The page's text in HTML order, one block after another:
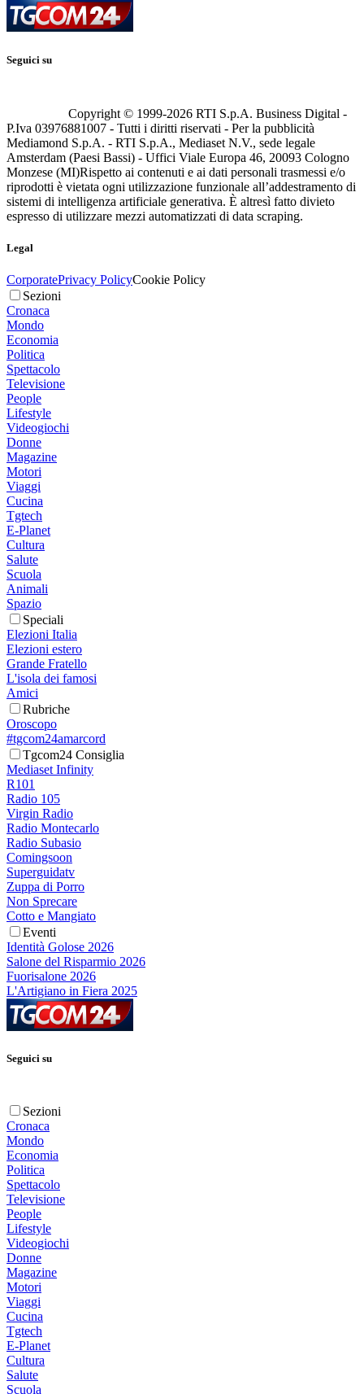
Seguici su
Copyright © 1999-2026 RTI S.p.A. Business Digital -
P.Iva 03976881007 - Tutti i diritti riservati - Per la pubblicità
Mediamond S.p.A. - RTI S.p.A., Mediaset N.V., sede legale
Amsterdam (Paesi Bassi) - Uffici Viale Europa 46, 20093 Cologno
Monzese (MI)Rispetto ai contenuti e ai dati personali trasmessi e/o
riprodotti è vietata ogni utilizzazione funzionale all’addestramento di
sistemi di intelligenza artificiale generativa. È altresì fatto divieto
espresso di utilizzare mezzi automatizzati di data scraping.
Legal
CorporatePrivacy PolicyCookie Policy
Sezioni
Cronaca
Mondo
Economia
Politica
Spettacolo
Televisione
People
Lifestyle
Videogiochi
Donne
Magazine
Motori
Viaggi
Cucina
Tgtech
E-Planet
Cultura
Salute
Scuola
Animali
Spazio
Speciali
Elezioni Italia
Elezioni estero
Grande Fratello
L'isola dei famosi
Amici
Rubriche
Oroscopo
#tgcom24amarcord
Tgcom24 Consiglia
Mediaset Infinity
R101
Radio 105
Virgin Radio
Radio Montecarlo
Radio Subasio
Comingsoon
Superguidatv
Zuppa di Porro
Non Sprecare
Cotto e Mangiato
Eventi
Identità Golose 2026
Salone del Risparmio 2026
Fuorisalone 2026
L'Artigiano in Fiera 2025
Seguici su
Sezioni
Cronaca
Mondo
Economia
Politica
Spettacolo
Televisione
People
Lifestyle
Videogiochi
Donne
Magazine
Motori
Viaggi
Cucina
Tgtech
E-Planet
Cultura
Salute
Scuola